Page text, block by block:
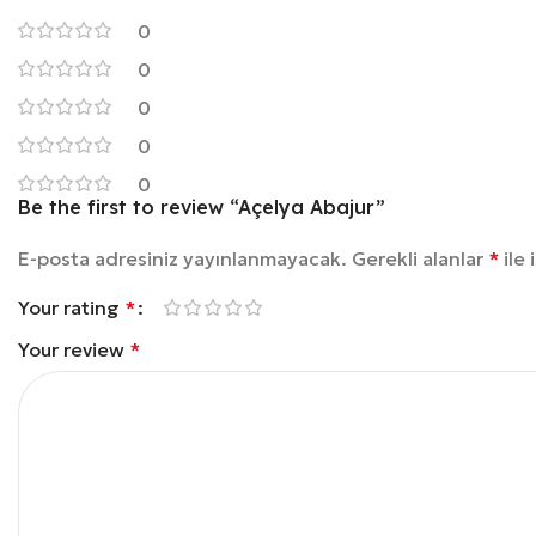
0
0
0
0
0
Be the first to review “Açelya Abajur”
E-posta adresiniz yayınlanmayacak. Gerekli alanlar * ile
Your rating *
Your review *